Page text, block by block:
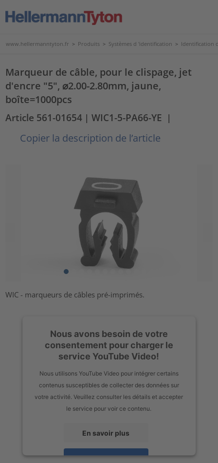
www.hellermanntyton.fr > Produits > Systèmes d 'identification > Identification
Marqueur de câble, pour le clispage, jet
d'encre "5", ⌀2.00-2.80mm, jaune,
boîte=1000pcs
Article 561-01654 | WIC1-5-PA66-YE |
Copier la description de l’article
WIC - marqueurs de câbles pré-imprimés.
Nous avons besoin de votre
consentement pour charger le
service YouTube Video!
Nous utilisons YouTube Video pour intégrer certains
contenus susceptibles de collecter des données sur
votre activité. Veuillez consulter les détails et accepter
le service pour voir ce contenu.
En savoir plus
Accepter